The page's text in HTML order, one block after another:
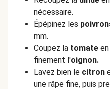
nécessaire.
Épépinez les
mm.
Coupez la tomate
finement l'oignon.
Lavez bien le citron
une râpe fine, puis